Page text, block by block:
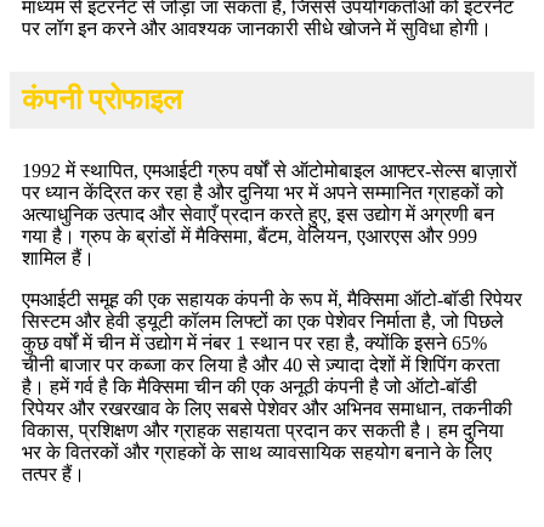
माध्यम से इंटरनेट से जोड़ा जा सकता है, जिससे उपयोगकर्ताओं को इंटरनेट
पर लॉग इन करने और आवश्यक जानकारी सीधे खोजने में सुविधा होगी।
कंपनी प्रोफाइल
1992 में स्थापित, एमआईटी ग्रुप वर्षों से ऑटोमोबाइल आफ्टर-सेल्स बाज़ारों
पर ध्यान केंद्रित कर रहा है और दुनिया भर में अपने सम्मानित ग्राहकों को
अत्याधुनिक उत्पाद और सेवाएँ प्रदान करते हुए, इस उद्योग में अग्रणी बन
गया है। ग्रुप के ब्रांडों में मैक्सिमा, बैंटम, वेलियन, एआरएस और 999
शामिल हैं।
एमआईटी समूह की एक सहायक कंपनी के रूप में, मैक्सिमा ऑटो-बॉडी रिपेयर
सिस्टम और हेवी ड्यूटी कॉलम लिफ्टों का एक पेशेवर निर्माता है, जो पिछले
कुछ वर्षों में चीन में उद्योग में नंबर 1 स्थान पर रहा है, क्योंकि इसने 65%
चीनी बाजार पर कब्जा कर लिया है और 40 से ज़्यादा देशों में शिपिंग करता
है। हमें गर्व है कि मैक्सिमा चीन की एक अनूठी कंपनी है जो ऑटो-बॉडी
रिपेयर और रखरखाव के लिए सबसे पेशेवर और अभिनव समाधान, तकनीकी
विकास, प्रशिक्षण और ग्राहक सहायता प्रदान कर सकती है। हम दुनिया
भर के वितरकों और ग्राहकों के साथ व्यावसायिक सहयोग बनाने के लिए
तत्पर हैं।